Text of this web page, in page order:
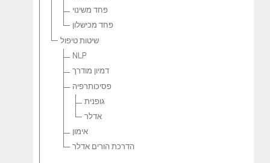
פחד משינוי
פחד מכישלון
שיטות טיפול
NLP
דמיון מודרך
פסיכותרפיה
גופנית
אדלר
אימון
הדרכת הורים אדלר